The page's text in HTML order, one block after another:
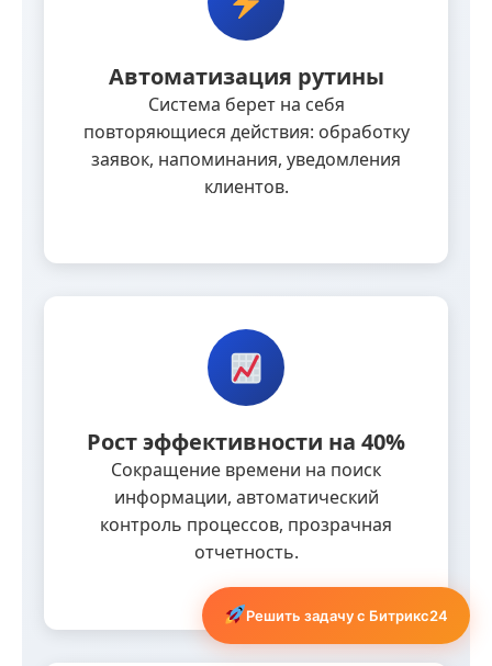
Автоматизация рутины
Система берет на себя
повторяющиеся действия: обработку
заявок, напоминания, уведомления
клиентов.
Рост эффективности на 40%
Сокращение времени на поиск
информации, автоматический
контроль процессов, прозрачная
отчетность.
Решить задачу с Битрикс24